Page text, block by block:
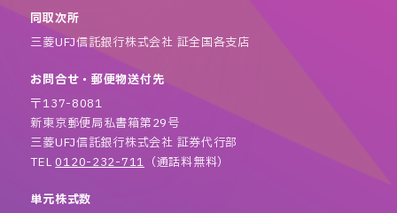
同取次所
三菱UFJ信託銀行株式会社 証全国各支店
お問合せ・郵便物送付先
〒137-8081
新東京郵便局私書箱第29号
三菱UFJ信託銀行株式会社 証券代行部
TEL0120-232-711 （通話料無料）
単元株式数